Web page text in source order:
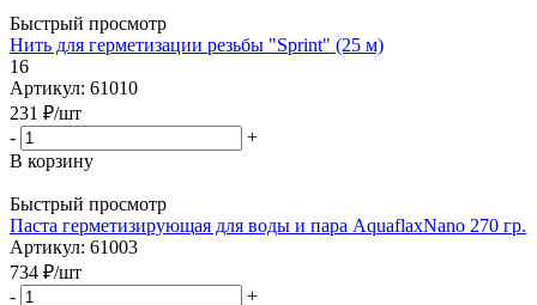
Быстрый просмотр
Нить для герметизации резьбы "Sprint" (25 м)
16
Артикул: 61010
231 ₽/шт
-
+
В корзину
Быстрый просмотр
Паста герметизирующая для воды и пара AquaflaxNano 270 гр.
Артикул: 61003
734 ₽/шт
-
+